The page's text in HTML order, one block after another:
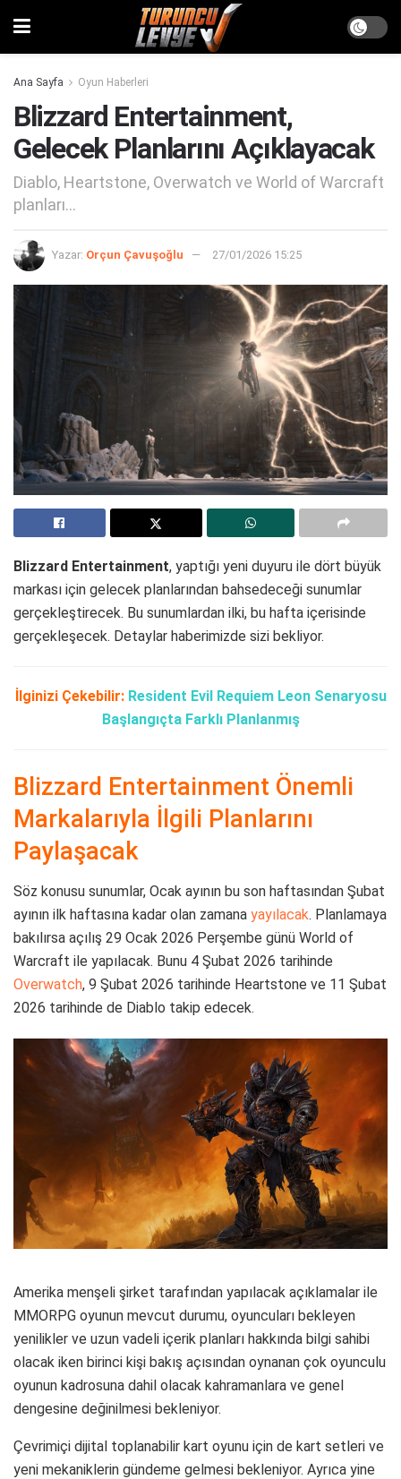
Ana Sayfa Oyun Haberleri
Blizzard Entertainment,
Gelecek Planlarını Açıklayacak
Diablo, Heartstone, Overwatch ve World of Warcraft
planları...
Yazar: Orçun Çavuşoğlu 27/01/2026 15:25
Blizzard Entertainment, yaptığı yeni duyuru ile dört büyük
markası için gelecek planlarından bahsedeceği sunumlar
gerçekleştirecek. Bu sunumlardan ilki, bu hafta içerisinde
gerçekleşecek. Detaylar haberimizde sizi bekliyor.
İlginizi Çekebilir: Resident Evil Requiem Leon Senaryosu
Başlangıçta Farklı Planlanmış
Blizzard Entertainment Önemli
Markalarıyla İlgili Planlarını
Paylaşacak
Söz konusu sunumlar, Ocak ayının bu son haftasından Şubat
ayının ilk haftasına kadar olan zamana yayılacak. Planlamaya
bakılırsa açılış 29 Ocak 2026 Perşembe günü World of
Warcraft ile yapılacak. Bunu 4 Şubat 2026 tarihinde
Overwatch, 9 Şubat 2026 tarihinde Heartstone ve 11 Şubat
2026 tarihinde de Diablo takip edecek.
Amerika menşeli şirket tarafından yapılacak açıklamalar ile
MMORPG oyunun mevcut durumu, oyuncuları bekleyen
yenilikler ve uzun vadeli içerik planları hakkında bilgi sahibi
olacak iken birinci kişi bakış açısından oynanan çok oyunculu
oyunun kadrosuna dahil olacak kahramanlara ve genel
dengesine değinilmesi bekleniyor.
Çevrimiçi dijital toplanabilir kart oyunu için de kart setleri ve
yeni mekaniklerin gündeme gelmesi bekleniyor. Ayrıca yine